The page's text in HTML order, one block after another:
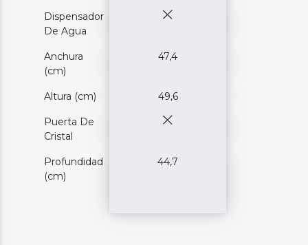
Dispensador
De Agua
Anchura
(cm)
47,4
Altura (cm) 49,6
Puerta De
Cristal
Profundidad
(cm)
44,7